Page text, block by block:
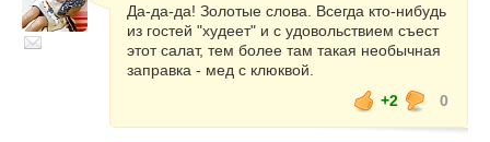
Да-да-да! Золотые слова. Всегда кто-нибудь
из гостей "худеет" и с удовольствием съест
этот салат, тем более там такая необычная
заправка - мед с клюквой.
+2
0